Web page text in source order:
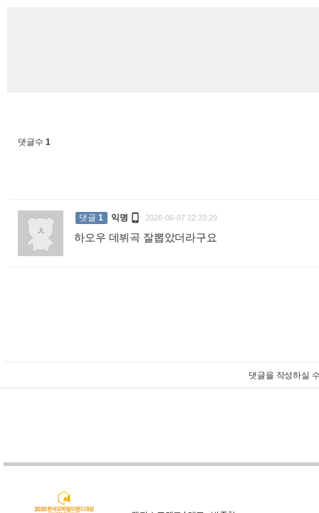
댓글수 1
댓글 1 익명  2026-06-07 22:33:29
하오우 데뷔곡 잘뽑았더라구요
댓글을 작성하실